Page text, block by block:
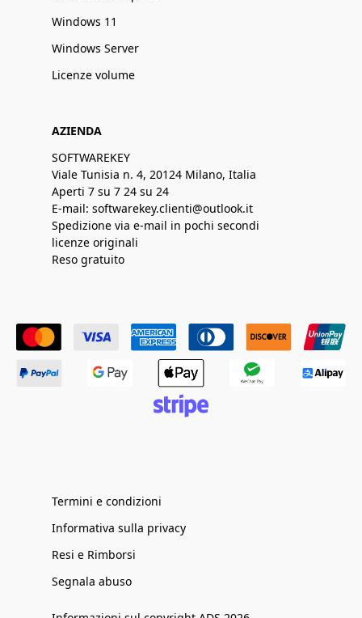
Windows 11
Windows Server
Licenze volume
AZIENDA
SOFTWAREKEY
Viale Tunisia n. 4, 20124 Milano, Italia
Aperti 7 su 7 24 su 24
E-mail: softwarekey.clienti@outlook.it
Spedizione via e-mail in pochi secondi
licenze originali
Reso gratuito
Termini e condizioni
Informativa sulla privacy
Resi e Rimborsi
Segnala abuso